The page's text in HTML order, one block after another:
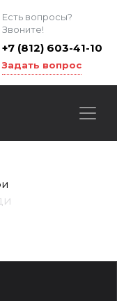
Есть вопросы?
Звоните!
+7 (812) 603-41-10
Задать вопрос